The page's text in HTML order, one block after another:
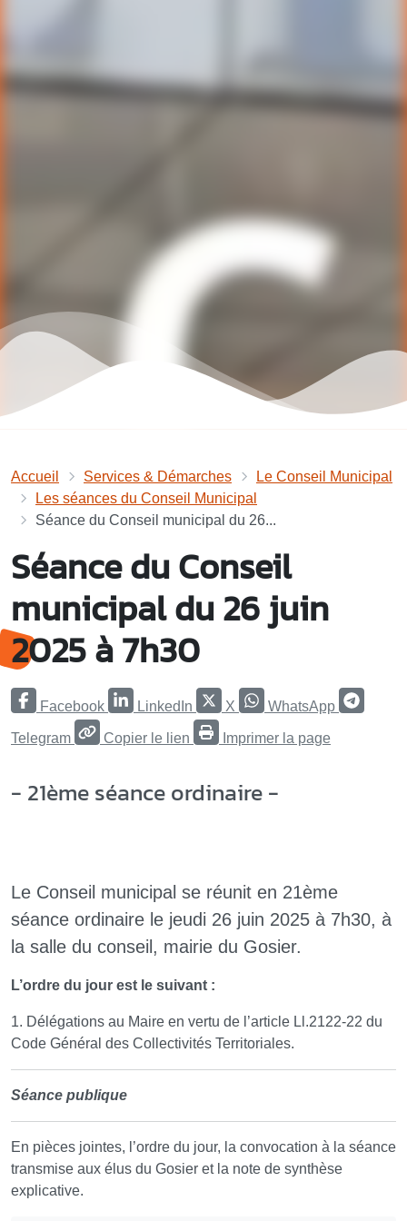
Accueil Services & Démarches
Le Conseil Municipal
Les séances du Conseil Municipal
Séance du Conseil municipal du 26...
Séance du Conseil
municipal du 26 juin
2025 à 7h30
Facebook LinkedIn X WhatsApp
Telegram Copier le lien Imprimer la page
- 21ème séance ordinaire -
Le Conseil municipal se réunit en 21ème
séance ordinaire le jeudi 26 juin 2025 à 7h30, à
la salle du conseil, mairie du Gosier.
L’ordre du jour est le suivant :
1. Délégations au Maire en vertu de l’article Ll.2122-22 du
Code Général des Collectivités Territoriales.
Séance publique
En pièces jointes, l’ordre du jour, la convocation à la séance
transmise aux élus du Gosier et la note de synthèse
explicative.